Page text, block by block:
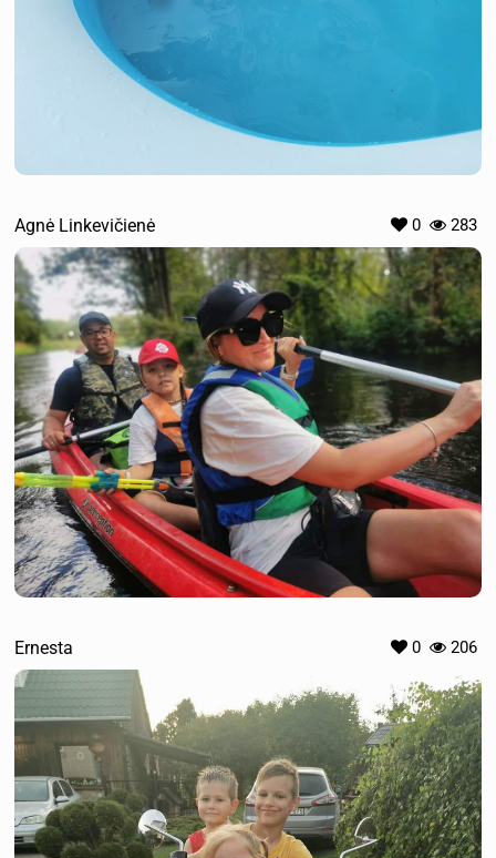
Agnė Linkevičienė 0 283
Ernesta 0 206